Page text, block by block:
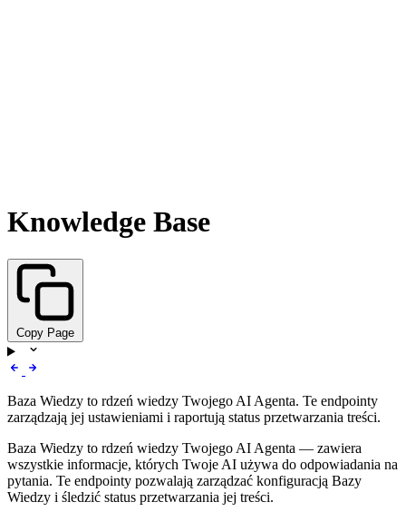
Knowledge Base
Copy Page
Baza Wiedzy to rdzeń wiedzy Twojego AI Agenta. Te endpointy
zarządzają jej ustawieniami i raportują status przetwarzania treści.
Baza Wiedzy to rdzeń wiedzy Twojego AI Agenta — zawiera
wszystkie informacje, których Twoje AI używa do odpowiadania na
pytania. Te endpointy pozwalają zarządzać konfiguracją Bazy
Wiedzy i śledzić status przetwarzania jej treści.